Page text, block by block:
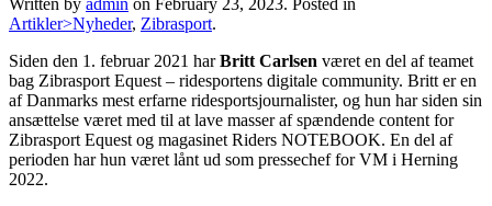
Written by admin on February 23, 2023. Posted in
Artikler>Nyheder, Zibrasport.
Siden den 1. februar 2021 harBritt Carlsen været en del af teamet
bag Zibrasport Equest – ridesportens digitale community. Britt er en
af Danmarks mest erfarne ridesportsjournalister, og hun har siden sin
ansættelse været med til at lave masser af spændende content for
Zibrasport Equest og magasinet Riders NOTEBOOK. En del af
perioden har hun været lånt ud som pressechef for VM i Herning
2022.